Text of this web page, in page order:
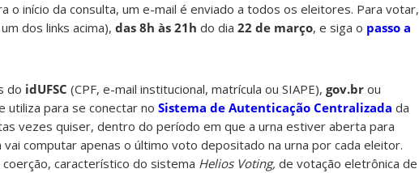
o início da consulta, um e-mail é enviado a todos os eleitores. Para votar,
dos links acima), das 8h às 21h do dia 22 de março, e siga o passo a
do idUFSC (CPF, e-mail institucional, matrícula ou SIAPE), gov.br ou
utiliza para se conectar no Sistema de Autenticação Centralizada da
vezes quiser, dentro do período em que a urna estiver aberta para
computar apenas o último voto depositado na urna por cada eleitor.
característico do sistema Helios Voting, de votação eletrônica de